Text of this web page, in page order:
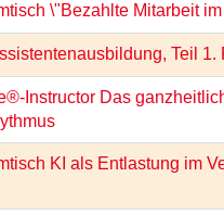
\"Bezahlte Mitarbeit
Teil 1.
Instructor Das
KI als Entlastung im